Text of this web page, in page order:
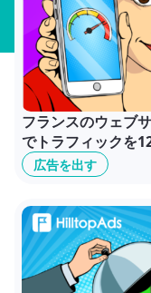
広告を出す
フランスのウェブ
でトラフィックを